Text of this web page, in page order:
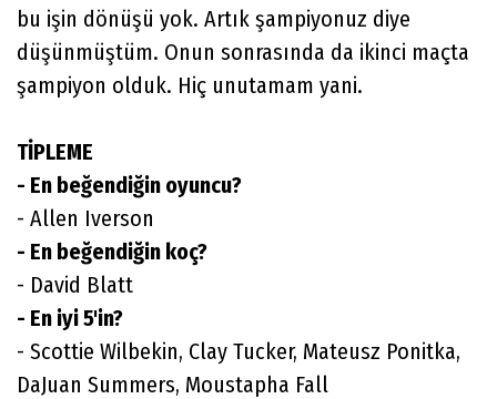
bu işin dönüşü yok. Artık şampiyonuz diye
düşünmüştüm. Onun sonrasında da ikinci maçta
şampiyon olduk. Hiç unutamam yani.
TİPLEME
- En beğendiğin oyuncu?
- Allen Iverson
- En beğendiğin koç?
- David Blatt
- En iyi 5'in?
- Scottie Wilbekin, Clay Tucker, Mateusz Ponitka,
DaJuan Summers, Moustapha Fall